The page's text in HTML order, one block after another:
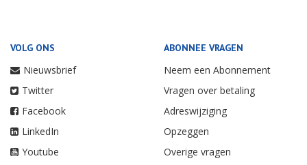
VOLG ONS
Nieuwsbrief
Twitter
Facebook
LinkedIn
Youtube
ABONNEE VRAGEN
Neem een Abonnement
Vragen over betaling
Adreswijziging
Opzeggen
Overige vragen